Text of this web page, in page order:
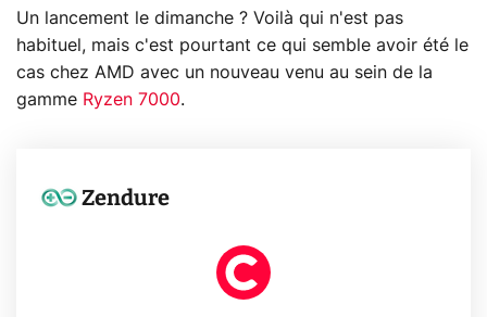
Un lancement le dimanche ? Voilà qui n'est pas
habituel, mais c'est pourtant ce qui semble avoir été le
cas chez AMD avec un nouveau venu au sein de la
gamme Ryzen 7000.
Zendure